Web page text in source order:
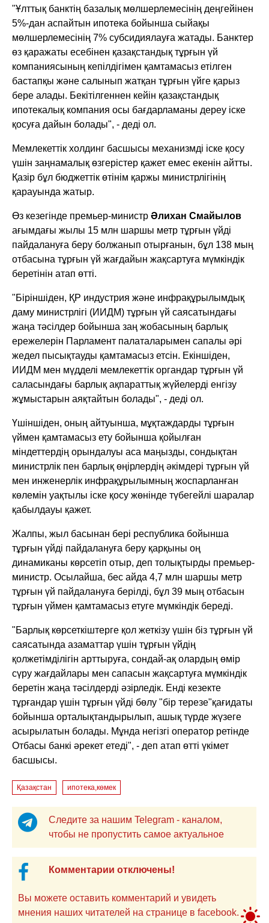
"Ұлттық банктің базалық мөлшерлемесінің деңгейінен
5%-дан аспайтын ипотека бойынша сыйақы
мөлшерлемесінің 7% субсидиялауға жатады. Банктер
өз қаражаты есебінен қазақстандық тұрғын үй
компаниясының кепілдігімен қамтамасыз етілген
бастапқы және салынып жатқан тұрғын үйге қарыз
бере алады. Бекітілгеннен кейін қазақстандық
ипотекалық компания осы бағдарламаны дереу іске
қосуға дайын болады", - деді ол.
Мемлекеттік холдинг басшысы механизмді іске қосу
үшін заңнамалық өзгерістер қажет емес екенін айтты.
Қазір бұл бюджеттік өтінім қаржы министрлігінің
қарауында жатыр.
Өз кезегінде премьер-министрӘлихан Смайылов
ағымдағы жылы 15 млн шаршы метр тұрғын үйді
пайдалануға беру болжанып отырғанын, бұл 138 мың
отбасына тұрғын үй жағдайын жақсартуға мүмкіндік
беретінін атап өтті.
"Біріншіден, ҚР индустрия және инфрақұрылымдық
даму министрлігі (ИИДМ) тұрғын үй саясатындағы
жаңа тәсілдер бойынша заң жобасының барлық
ережелерін Парламент палаталарымен сапалы әрі
жедел пысықтауды қамтамасыз етсін. Екіншіден,
ИИДМ мен мүдделі мемлекеттік органдар тұрғын үй
саласындағы барлық ақпараттық жүйелерді енгізу
жұмыстарын аяқтайтын болады", - деді ол.
Үшіншіден, оның айтуынша, мұқтаждарды тұрғын
үймен қамтамасыз ету бойынша қойылған
міндеттердің орындалуы аса маңызды, сондықтан
министрлік пен барлық өңірлердің әкімдері тұрғын үй
мен инженерлік инфрақұрылымның жоспарланған
көлемін уақтылы іске қосу жөнінде түбегейлі шаралар
қабылдауы қажет.
Жалпы, жыл басынан бері республика бойынша
тұрғын үйді пайдалануға беру қарқыны оң
динамиканы көрсетіп отыр, деп толықтырды премьер-
министр. Осылайша, бес айда 4,7 млн шаршы метр
тұрғын үй пайдалануға берілді, бұл 39 мың отбасын
тұрғын үймен қамтамасыз етуге мүмкіндік береді.
"Барлық көрсеткіштерге қол жеткізу үшін біз тұрғын үй
саясатында азаматтар үшін тұрғын үйдің
қолжетімділігін арттыруға, сондай-ақ олардың өмір
сүру жағдайлары мен сапасын жақсартуға мүмкіндік
беретін жаңа тәсілдерді әзірледік. Енді кезекте
тұрғандар үшін тұрғын үйді бөлу "бір терезе"қағидаты
бойынша орталықтандырылып, ашық түрде жүзеге
асырылатын болады. Мұнда негізгі оператор ретінде
Отбасы банкі әрекет етеді", - деп атап өтті үкімет
басшысы.
Қазақстан ипотека,көмек
Следите за нашим Telegram - каналом,
чтобы не пропустить самое актуальное
Комментарии отключены!
Вы можете оставить комментарий и увидеть
мнения наших читателей на странице в facebook.